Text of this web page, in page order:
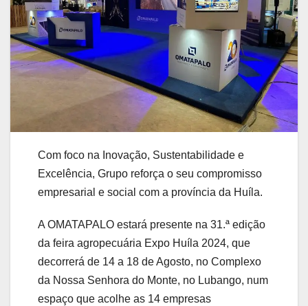
Com foco na Inovação, Sustentabilidade e
Excelência, Grupo reforça o seu compromisso
empresarial e social com a província da Huíla.
A OMATAPALO estará presente na 31.ª edição
da feira agropecuária Expo Huíla 2024, que
decorrerá de 14 a 18 de Agosto, no Complexo
da Nossa Senhora do Monte, no Lubango, num
espaço que acolhe as 14 empresas